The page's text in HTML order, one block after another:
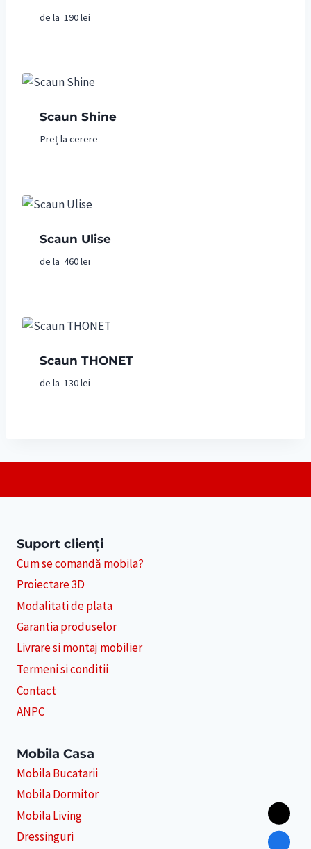
de la 190lei
Scaun Shine
Preț la cerere
Scaun Ulise
de la 460lei
Scaun THONET
de la 130lei
Suport clienți
Cum se comandă mobila?
Proiectare 3D
Modalitati de plata
Garantia produselor
Livrare si montaj mobilier
Termeni si conditii
Contact
ANPC
Mobila Casa
Mobila Bucatarii
Mobila Dormitor
Mobila Living
Dressinguri